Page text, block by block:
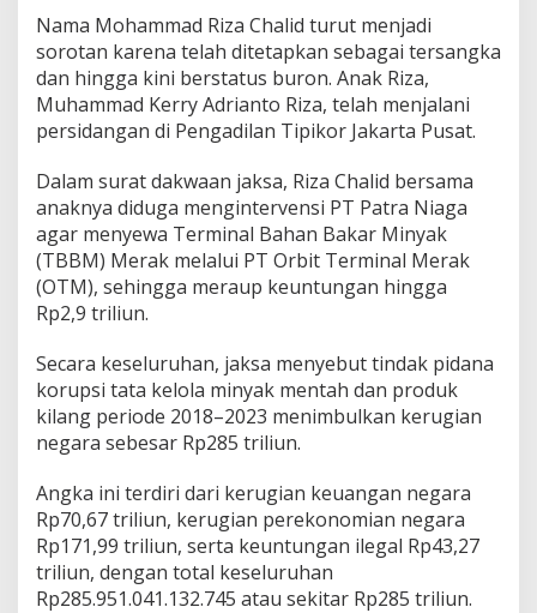
Nama Mohammad Riza Chalid turut menjadi
sorotan karena telah ditetapkan sebagai tersangka
dan hingga kini berstatus buron. Anak Riza,
Muhammad Kerry Adrianto Riza, telah menjalani
persidangan di Pengadilan Tipikor Jakarta Pusat.
Dalam surat dakwaan jaksa, Riza Chalid bersama
anaknya diduga mengintervensi PT Patra Niaga
agar menyewa Terminal Bahan Bakar Minyak
(TBBM) Merak melalui PT Orbit Terminal Merak
(OTM), sehingga meraup keuntungan hingga
Rp2,9 triliun.
Secara keseluruhan, jaksa menyebut tindak pidana
korupsi tata kelola minyak mentah dan produk
kilang periode 2018–2023 menimbulkan kerugian
negara sebesar Rp285 triliun.
Angka ini terdiri dari kerugian keuangan negara
Rp70,67 triliun, kerugian perekonomian negara
Rp171,99 triliun, serta keuntungan ilegal Rp43,27
triliun, dengan total keseluruhan
Rp285.951.041.132.745 atau sekitar Rp285 triliun.